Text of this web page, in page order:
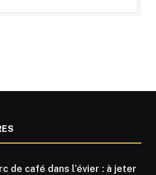
de café dans l’évier : à jeter